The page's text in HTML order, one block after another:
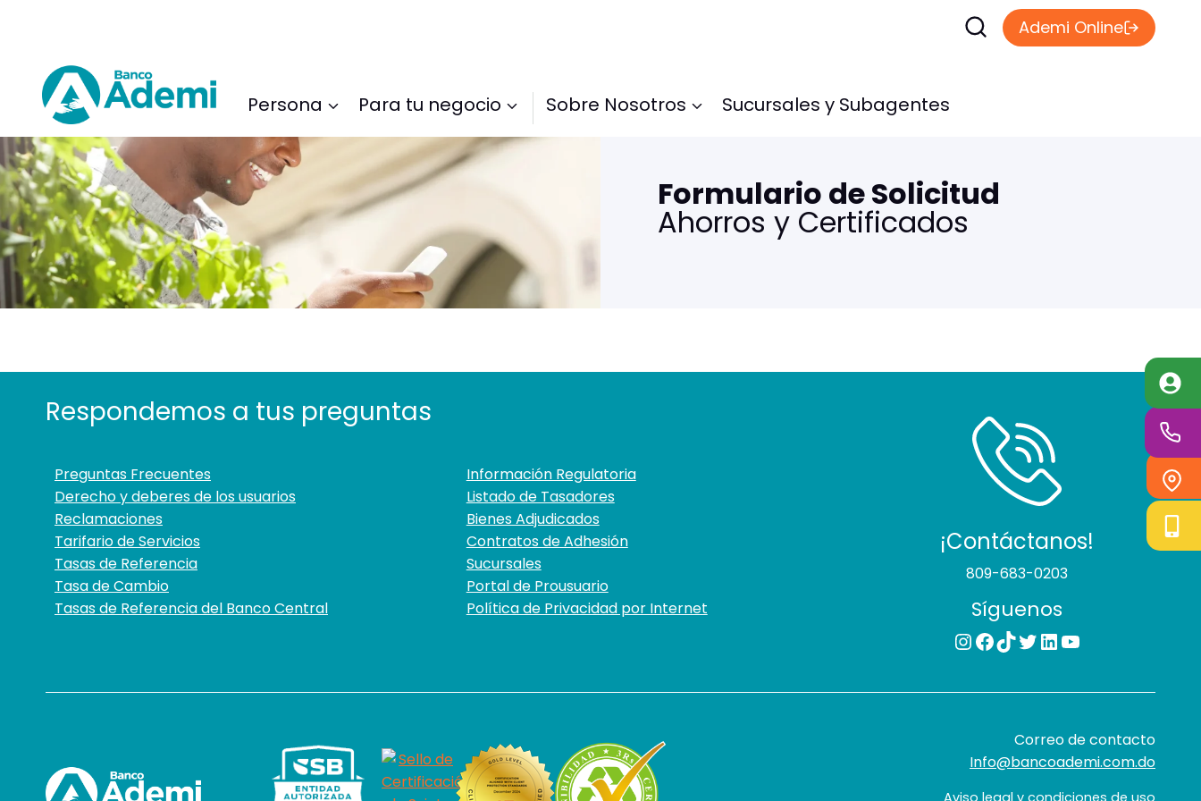
Ademi Online
Persona Para tu negocio Sobre Nosotros Sucursales y Subagentes
Formulario de Solicitud
Ahorros y Certificados
Respondemos a tus preguntas
Preguntas Frecuentes
Derecho y deberes de los usuarios
Reclamaciones
Tarifario de Servicios
Tasas de Referencia
Tasa de Cambio
Tasas de Referencia del Banco Central
Información Regulatoria
Listado de Tasadores
Bienes Adjudicados
Contratos de Adhesión
Sucursales
Portal de Prousuario
Política de Privacidad por Internet
¡Contáctanos!
809-683-0203
Síguenos
Instagram
Facebook
TikTok
Twitter
LinkedIn
YouTube
Correo de contacto
Info@bancoademi.com.do
Aviso legal y condiciones de uso